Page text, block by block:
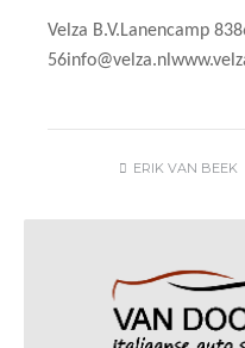
Velza B.V.Lanencamp
ERIK VAN BEEK